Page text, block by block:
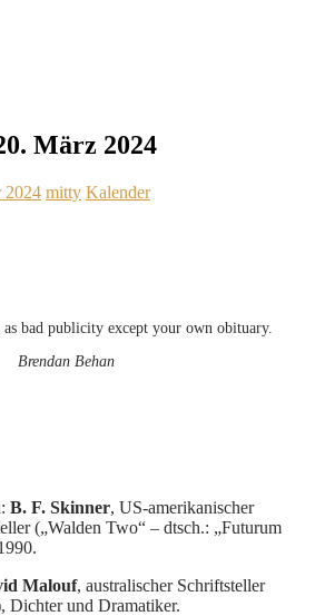
März 2024
2024 mitty Kalender
bad publicity except your own obituary.
Brendan Behan
B. F. Skinner, US-amerikanischer
(„Walden Two“ – dtsch.: „Futurum
Malouf, australischer Schriftsteller
Dichter und Dramatiker.